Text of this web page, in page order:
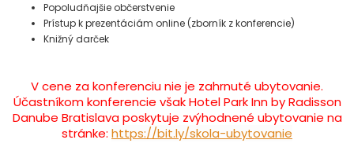
Popoludňajšie občerstvenie
Prístup k prezentáciám online (zborník z konferencie)
Knižný darček
V cene za konferenciu nie je zahrnuté ubytovanie.
Účastníkom konferencie však Hotel Park Inn by Radisson
Danube Bratislava poskytuje zvýhodnené ubytovanie na
stránke: https://bit.ly/skola-ubytovanie